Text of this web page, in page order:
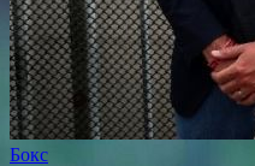
Бокс